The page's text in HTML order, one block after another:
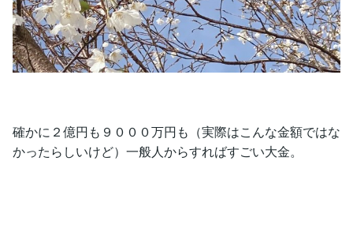
確かに２億円も９０００万円も（実際はこんな金額ではな
かったらしいけど）一般人からすればすごい大金。